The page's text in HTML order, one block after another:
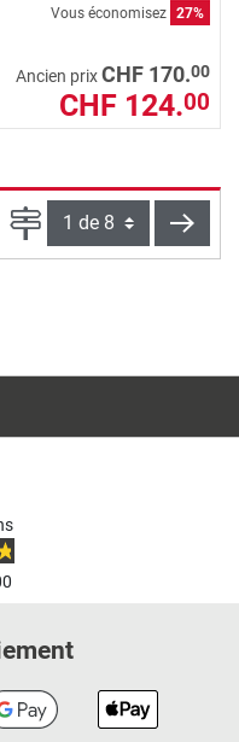
Vous économisez 27%
Ancien prixCHF 170.00
CHF 124.00
Page